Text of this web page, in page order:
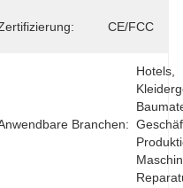
CE/FCC
Branchen:
Hotels,